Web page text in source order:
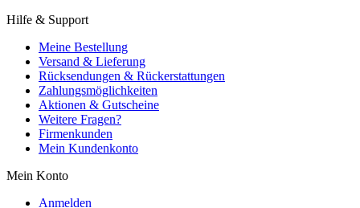
Hilfe & Support
Meine Bestellung
Versand & Lieferung
Rücksendungen & Rückerstattungen
Zahlungsmöglichkeiten
Aktionen & Gutscheine
Weitere Fragen?
Firmenkunden
Mein Kundenkonto
Mein Konto
Anmelden